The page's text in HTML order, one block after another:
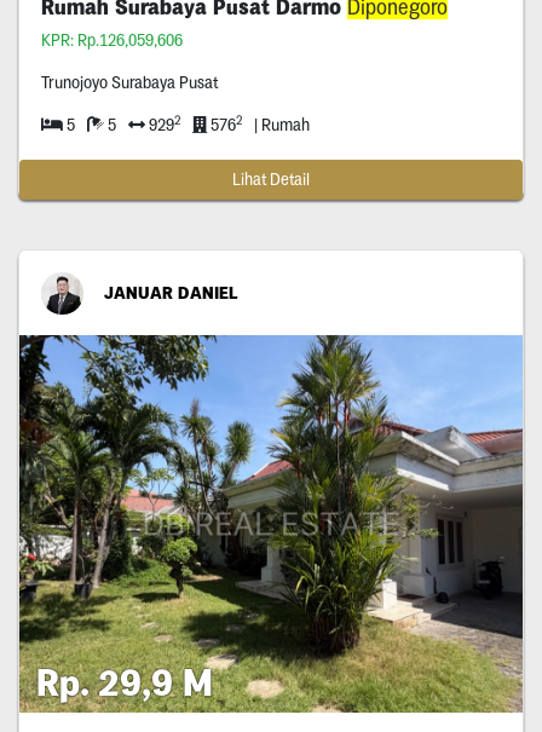
Rumah Surabaya Pusat Darmo Diponegoro
KPR: Rp.126,059,606
Trunojoyo Surabaya Pusat
5 5 9292 5762 | Rumah
Lihat Detail
JANUAR DANIEL
Rp. 29,9 M